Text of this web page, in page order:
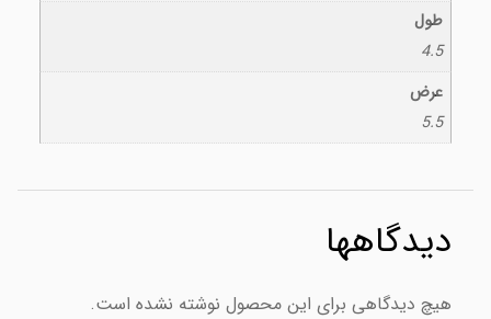
طول
4.5
عرض
5.5
دیدگاهها
هیچ دیدگاهی برای این محصول نوشته نشده است.